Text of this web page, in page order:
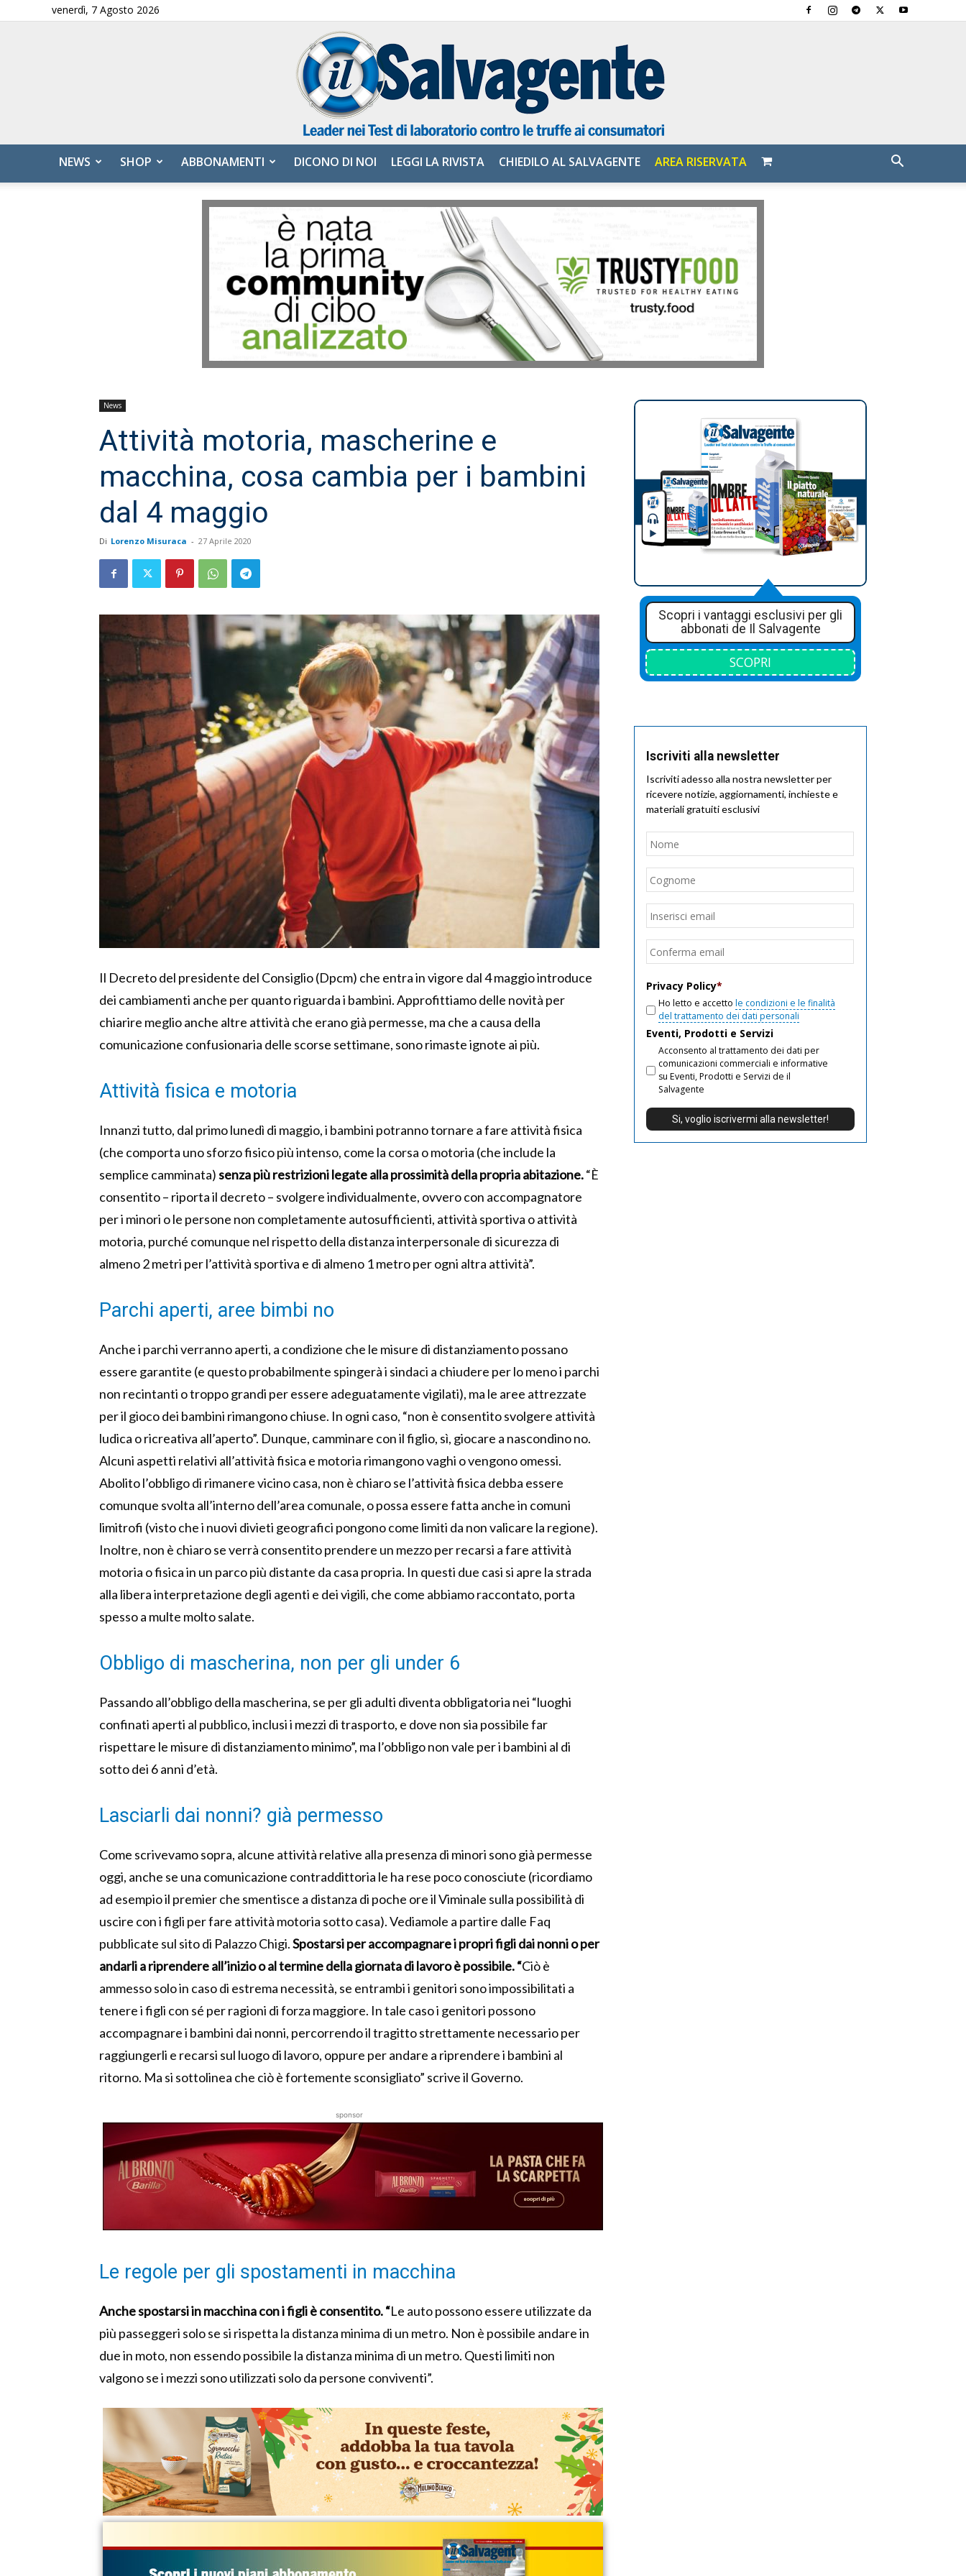
venerdì, 7 Agosto 2026
Salvagente
NEWS SHOP ABBONAMENTI DICONO DI NOI LEGGI LA RIVISTA CHIEDILO AL SALVAGENTE AREA RISERVATA
News
Attività motoria, mascherine e
macchina, cosa cambia per i bambini
dal 4 maggio
Di Lorenzo Misuraca - 27 Aprile 2020
Il Decreto del presidente del Consiglio (Dpcm) che entra in vigore dal 4 maggio introduce
dei cambiamenti anche per quanto riguarda i bambini. Approfittiamo delle novità per
chiarire meglio anche altre attività che erano già permesse, ma che a causa della
comunicazione confusionaria delle scorse settimane, sono rimaste ignote ai più.
Attività fisica e motoria
Innanzi tutto, dal primo lunedì di maggio, i bambini potranno tornare a fare attività fisica
(che comporta uno sforzo fisico più intenso, come la corsa o motoria (che include la
semplice camminata)senza più restrizioni legate alla prossimità della propria abitazione.“È
consentito – riporta il decreto – svolgere individualmente, ovvero con accompagnatore
per i minori o le persone non completamente autosufficienti, attività sportiva o attività
motoria, purché comunque nel rispetto della distanza interpersonale di sicurezza di
almeno 2 metri per l’attività sportiva e di almeno 1 metro per ogni altra attività”.
Parchi aperti, aree bimbi no
Anche i parchi verranno aperti, a condizione che le misure di distanziamento possano
essere garantite (e questo probabilmente spingerà i sindaci a chiudere per lo meno i parchi
non recintanti o troppo grandi per essere adeguatamente vigilati), ma le aree attrezzate
per il gioco dei bambini rimangono chiuse. In ogni caso, “non è consentito svolgere attività
ludica o ricreativa all’aperto”. Dunque, camminare con il figlio, sì, giocare a nascondino no.
Alcuni aspetti relativi all’attività fisica e motoria rimangono vaghi o vengono omessi.
Abolito l’obbligo di rimanere vicino casa, non è chiaro se l’attività fisica debba essere
comunque svolta all’interno dell’area comunale, o possa essere fatta anche in comuni
limitrofi (visto che i nuovi divieti geografici pongono come limiti da non valicare la regione).
Inoltre, non è chiaro se verrà consentito prendere un mezzo per recarsi a fare attività
motoria o fisica in un parco più distante da casa propria. In questi due casi si apre la strada
alla libera interpretazione degli agenti e dei vigili, che come abbiamo raccontato, porta
spesso a multe molto salate.
Obbligo di mascherina, non per gli under 6
Passando all’obbligo della mascherina, se per gli adulti diventa obbligatoria nei “luoghi
confinati aperti al pubblico, inclusi i mezzi di trasporto, e dove non sia possibile far
rispettare le misure di distanziamento minimo”, ma l’obbligo non vale per i bambini al di
sotto dei 6 anni d’età.
Lasciarli dai nonni? già permesso
Come scrivevamo sopra, alcune attività relative alla presenza di minori sono già permesse
oggi, anche se una comunicazione contraddittoria le ha rese poco conosciute (ricordiamo
ad esempio il premier che smentisce a distanza di poche ore il Viminale sulla possibilità di
uscire con i figli per fare attività motoria sotto casa). Vediamole a partire dalle Faq
pubblicate sul sito di Palazzo Chigi.Spostarsi per accompagnare i propri figli dai nonni o per
andarli a riprendere all’inizio o al termine della giornata di lavoro è possibile. “Ciò è
ammesso solo in caso di estrema necessità, se entrambi i genitori sono impossibilitati a
tenere i figli con sé per ragioni di forza maggiore. In tale caso i genitori possono
accompagnare i bambini dai nonni, percorrendo il tragitto strettamente necessario per
raggiungerli e recarsi sul luogo di lavoro, oppure per andare a riprendere i bambini al
ritorno. Ma si sottolinea che ciò è fortemente sconsigliato” scrive il Governo.
sponsor
Le regole per gli spostamenti in macchina
Anche spostarsi in macchina con i figli è consentito. “Le auto possono essere utilizzate da
più passeggeri solo se si rispetta la distanza minima di un metro. Non è possibile andare in
due in moto, non essendo possibile la distanza minima di un metro. Questi limiti non
valgono se i mezzi sono utilizzati solo da persone conviventi”.
Scopri i vantaggi esclusivi per gli
abbonati de Il Salvagente
SCOPRI
Iscriviti alla newsletter
Iscriviti adesso alla nostra newsletter per
ricevere notizie, aggiornamenti, inchieste e
materiali gratuiti esclusivi
Nome
Email
Privacy Policy*
Ho letto e accetto le condizioni e le finalità
del trattamento dei dati personali
Eventi, Prodotti e Servizi
Acconsento al trattamento dei dati per
comunicazioni commerciali e informative
su Eventi, Prodotti e Servizi de il
Salvagente